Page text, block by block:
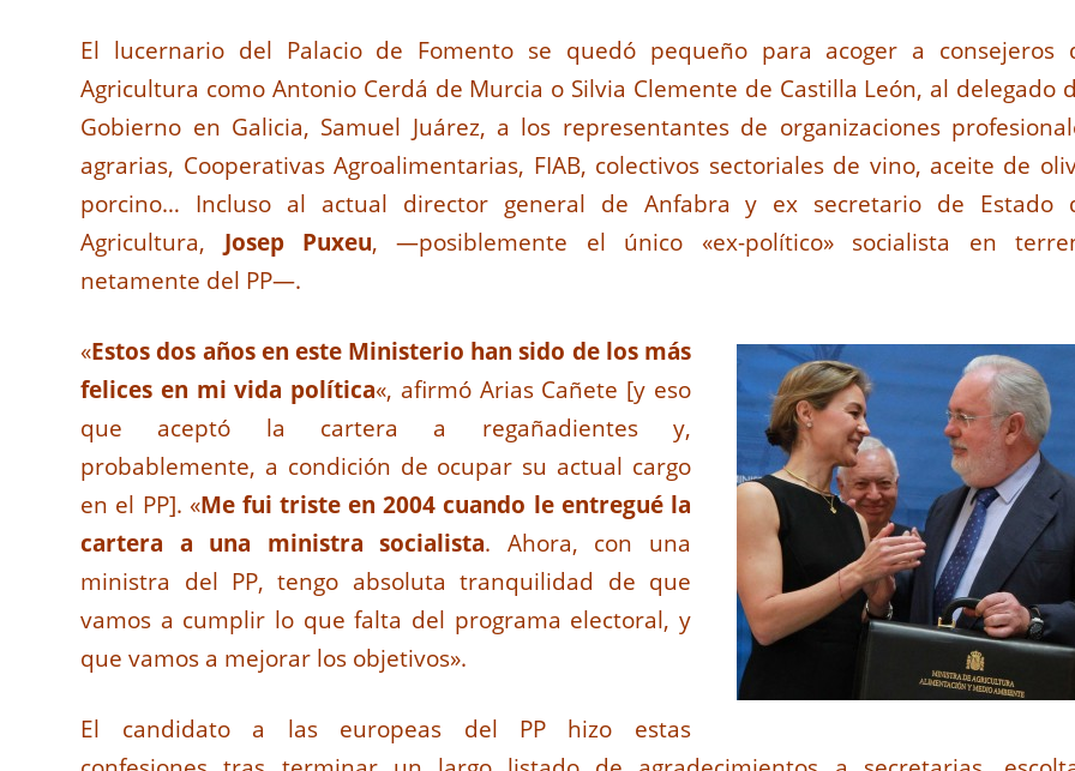
El lucernario del Palacio de Fomento se quedó pequeño para acoger a consejeros
Agricultura como Antonio Cerdá de Murcia o Silvia Clemente de Castilla León, al delegado
Gobierno en Galicia, Samuel Juárez, a los representantes de organizaciones
agrarias, Cooperativas Agroalimentarias, FIAB, colectivos sectoriales de vino, aceite de
porcino… Incluso al actual director general de Anfabra y ex secretario de Estado
Agricultura, Josep Puxeu, —posiblemente el único «ex-político» socialista en
netamente del PP—.
«Estos dos años en este Ministerio han sido de los más
felices en mi vida política«, afirmó Arias Cañete [y eso
que aceptó la cartera a regañadientes y,
probablemente, a condición de ocupar su actual cargo
en el PP]. «Me fui triste en 2004 cuando le entregué la
cartera a una ministra socialista. Ahora, con una
ministra del PP, tengo absoluta tranquilidad de que
vamos a cumplir lo que falta del programa electoral, y
que vamos a mejorar los objetivos».
El candidato a las europeas del PP hizo estas